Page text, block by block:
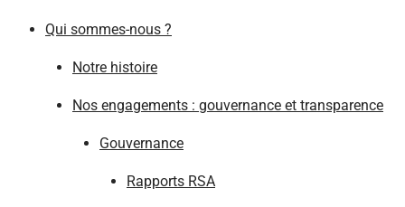
Qui sommes-nous ?
Notre histoire
Nos engagements : gouvernance et transparence
Gouvernance
Rapports RSA